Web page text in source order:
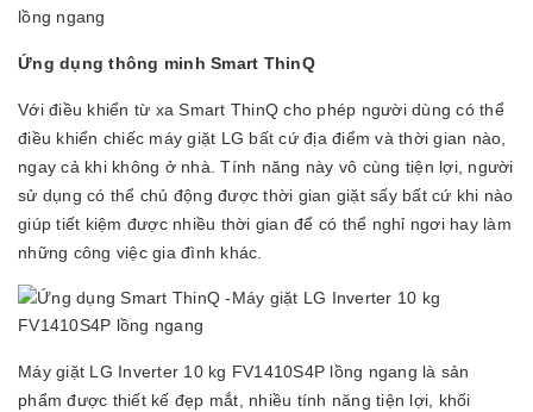
Ứng dụng thông minh Smart ThinQ
Với điều khiển từ xa Smart ThinQ cho phép người dùng có thể
điều khiển chiếc máy giặt LG bất cứ địa điểm và thời gian nào,
ngay cả khi không ở nhà. Tính năng này vô cùng tiện lợi, người
sử dụng có thể chủ động được thời gian giặt sấy bất cứ khi nào
giúp tiết kiệm được nhiều thời gian để có thể nghỉ ngơi hay làm
những công việc gia đình khác.
Máy giặt LG Inverter 10 kg FV1410S4P lồng ngang là sản
phẩm được thiết kế đẹp mắt, nhiều tính năng tiện lợi, khối